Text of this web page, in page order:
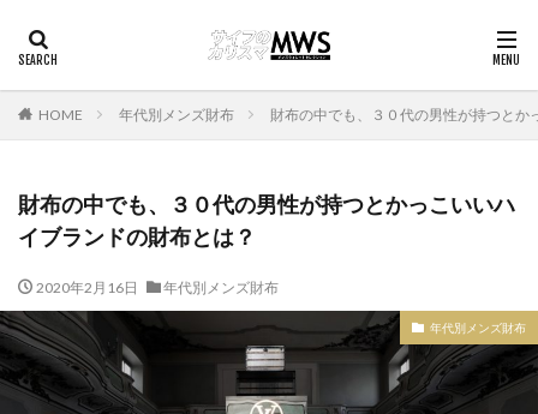
HOME 年代別メンズ財布 財布の中でも、３０代の男性が持つと
財布の中でも、３０代の男性が持つとかっこいいハ
イブランドの財布とは？
2020年2月16日 年代別メンズ財布
年代別メンズ財布